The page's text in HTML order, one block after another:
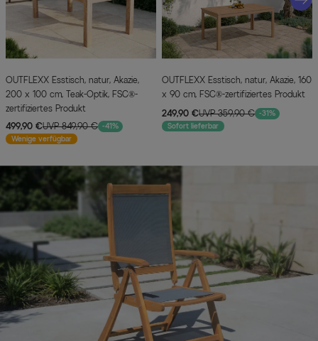
OUTFLEXX Esstisch, natur, Akazie,
200 x 100 cm, Teak-Optik, FSC®-
zertifiziertes Produkt
499,90 €UVP 849,90 € -41%
Wenige verfügbar
OUTFLEXX Esstisch, natur, Akazie, 160
x 90 cm, FSC®-zertifiziertes Produkt
249,90 €UVP 359,90 € -31%
Sofort lieferbar